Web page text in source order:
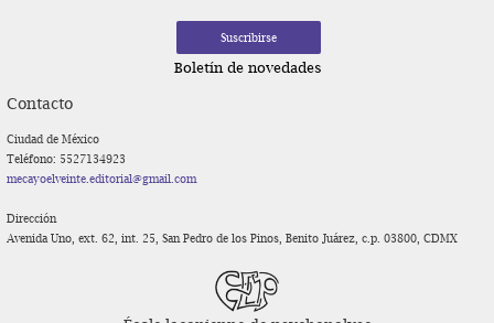
Boletín de novedades
Contacto
Ciudad de México
Teléfono: 5527134923
mecayoelveinte.editorial@gmail.com
Dirección
Avenida Uno, ext. 62, int. 25, San Pedro de los Pinos, Benito Juárez, c.p. 03800, CDMX